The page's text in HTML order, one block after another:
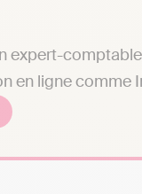
expert-
en ligne comme